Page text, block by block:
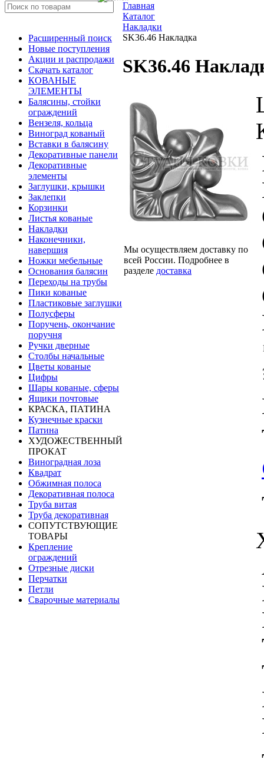
Расширенный поиск
Новые поступления
Акции и распродажи
Скачать каталог
КОВАНЫЕ
ЭЛЕМЕНТЫ
Балясины, стойки
ограждений
Вензеля, кольца
Виноград кованый
Вставки в балясину
Декоративные панели
Декоративные
элементы
Заглушки, крышки
Заклепки
Корзинки
Листья кованые
Накладки
Наконечники,
навершия
Ножки мебельные
Основания балясин
Переходы на трубы
Пики кованые
Пластиковые заглушки
Полусферы
Поручень, окончание
поручня
Ручки дверные
Столбы начальные
Цветы кованые
Цифры
Шары кованые, сферы
Ящики почтовые
КРАСКА, ПАТИНА
Кузнечные краски
Патина
ХУДОЖЕСТВЕННЫЙ
ПРОКАТ
Виноградная лоза
Квадрат
Обжимная полоса
Декоративная полоса
Труба витая
Труба декоративная
СОПУТСТВУЮЩИЕ
ТОВАРЫ
Крепление
ограждений
Отрезные диски
Перчатки
Петли
Сварочные материалы
Главная
Каталог
Накладки
SK36.46 Накладка
SK36.46
Мы осуществляем доставку по
всей России. Подробнее в
разделе доставка